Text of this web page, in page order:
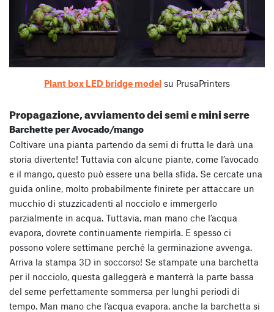
Plant box LED bridge model su PrusaPrinters
Propagazione, avviamento dei semi e mini serre
Barchette per Avocado/mango
Coltivare una pianta partendo da semi di frutta le darà una
storia divertente! Tuttavia con alcune piante, come l’avocado
e il mango, questo può essere una bella sfida. Se cercate una
guida online, molto probabilmente finirete per attaccare un
mucchio di stuzzicadenti al nocciolo e immergerlo
parzialmente in acqua. Tuttavia, man mano che l’acqua
evapora, dovrete continuamente riempirla. E spesso ci
possono volere settimane perché la germinazione avvenga.
Arriva la stampa 3D in soccorso! Se stampate una barchetta
per il nocciolo, questa galleggerà e manterrà la parte bassa
del seme perfettamente sommersa per lunghi periodi di
tempo. Man mano che l’acqua evapora, anche la barchetta si